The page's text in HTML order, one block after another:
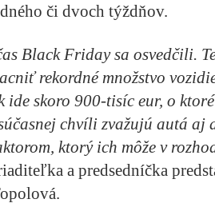
či dvoch týždňov.
Black Friday sa osvedčili.
rekordné množstvo
ide skoro 900-tisíc eur, o
chvíli zvažujú autá aj
ktorý ich môže v
a predsedníčka